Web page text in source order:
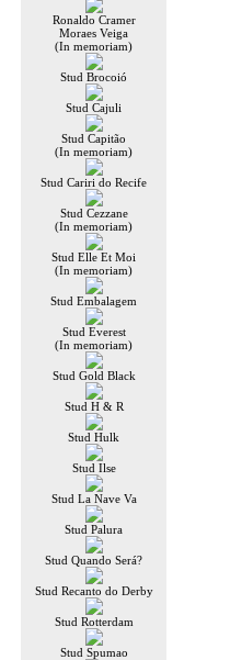
Ronaldo Cramer
Moraes Veiga
(In memoriam)
Stud Brocoió
Stud Cajuli
Stud Capitão
(In memoriam)
Stud Cariri do Recife
Stud Cezzane
(In memoriam)
Stud Elle Et Moi
(In memoriam)
Stud Embalagem
Stud Everest
(In memoriam)
Stud Gold Black
Stud H & R
Stud Hulk
Stud Ilse
Stud La Nave Va
Stud Palura
Stud Quando Será?
Stud Recanto do Derby
Stud Rotterdam
Stud Spumao